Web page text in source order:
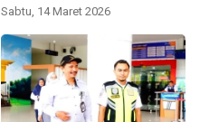
Sabtu, 14 Maret 2026